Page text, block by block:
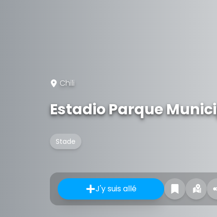
Chili
Estadio Parque
Stade
J'y suis allé